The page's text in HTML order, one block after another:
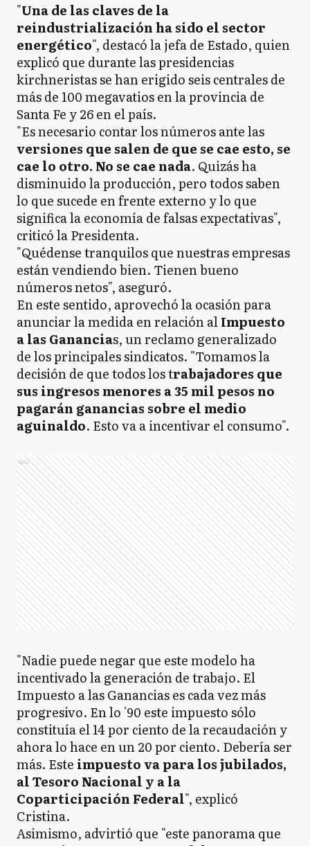
"Una de las claves de la
reindustrialización ha sido el sector
energético", destacó la jefa de Estado, quien
explicó que durante las presidencias
kirchneristas se han erigido seis centrales de
más de 100 megavatios en la provincia de
Santa Fe y 26 en el país.
"Es necesario contar los números ante las
versiones que salen de que se cae esto, se
cae lo otro. No se cae nada. Quizás ha
disminuido la producción, pero todos saben
lo que sucede en frente externo y lo que
significa la economía de falsas expectativas",
criticó la Presidenta.
"Quédense tranquilos que nuestras empresas
están vendiendo bien. Tienen bueno
números netos", aseguró.
En este sentido, aprovechó la ocasión para
anunciar la medida en relación alImpuesto
a las Ganancias, un reclamo generalizado
de los principales sindicatos. "Tomamos la
decisión de que todos los trabajadores que
sus ingresos menores a 35 mil pesos no
pagarán ganancias sobre el medio
aguinaldo. Esto va a incentivar el consumo".
Ads
"Nadie puede negar que este modelo ha
incentivado la generación de trabajo. El
Impuesto a las Ganancias es cada vez más
progresivo. En lo '90 este impuesto sólo
constituía el 14 por ciento de la recaudación y
ahora lo hace en un 20 por ciento. Debería ser
más. Este impuesto va para los jubilados,
al Tesoro Nacional y a la
Coparticipación Federal", explicó
Cristina.
Asimismo, advirtió que "este panorama que